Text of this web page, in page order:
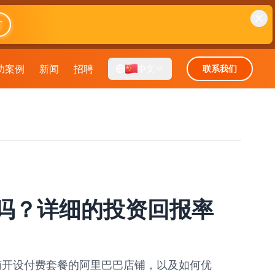
案例 新闻 招聘 联系我们
？详细的投资回报率
设付费套餐的阿里巴巴店铺，以及如何优